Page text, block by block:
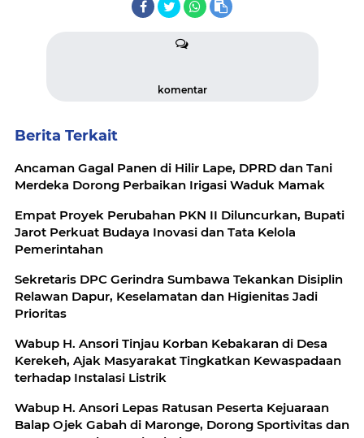
komentar
Berita Terkait
Ancaman Gagal Panen di Hilir Lape, DPRD dan Tani
Merdeka Dorong Perbaikan Irigasi Waduk Mamak
Empat Proyek Perubahan PKN II Diluncurkan, Bupati
Jarot Perkuat Budaya Inovasi dan Tata Kelola
Pemerintahan
Sekretaris DPC Gerindra Sumbawa Tekankan Disiplin
Relawan Dapur, Keselamatan dan Higienitas Jadi
Prioritas
Wabup H. Ansori Tinjau Korban Kebakaran di Desa
Kerekeh, Ajak Masyarakat Tingkatkan Kewaspadaan
terhadap Instalasi Listrik
Wabup H. Ansori Lepas Ratusan Peserta Kejuaraan
Balap Ojek Gabah di Maronge, Dorong Sportivitas dan